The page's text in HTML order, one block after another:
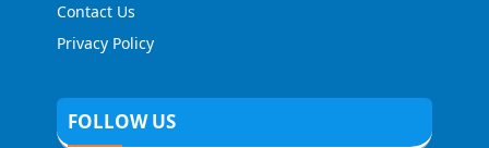
Contact Us
Privacy Policy
FOLLOW US